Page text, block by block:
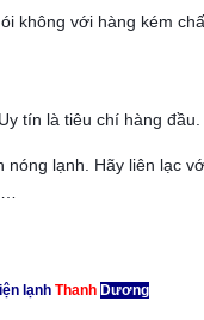
không với hàng kém
tín là tiêu chí hàng đầu.
nóng lạnh. Hãy liên lạc
lạnh Thanh Dương